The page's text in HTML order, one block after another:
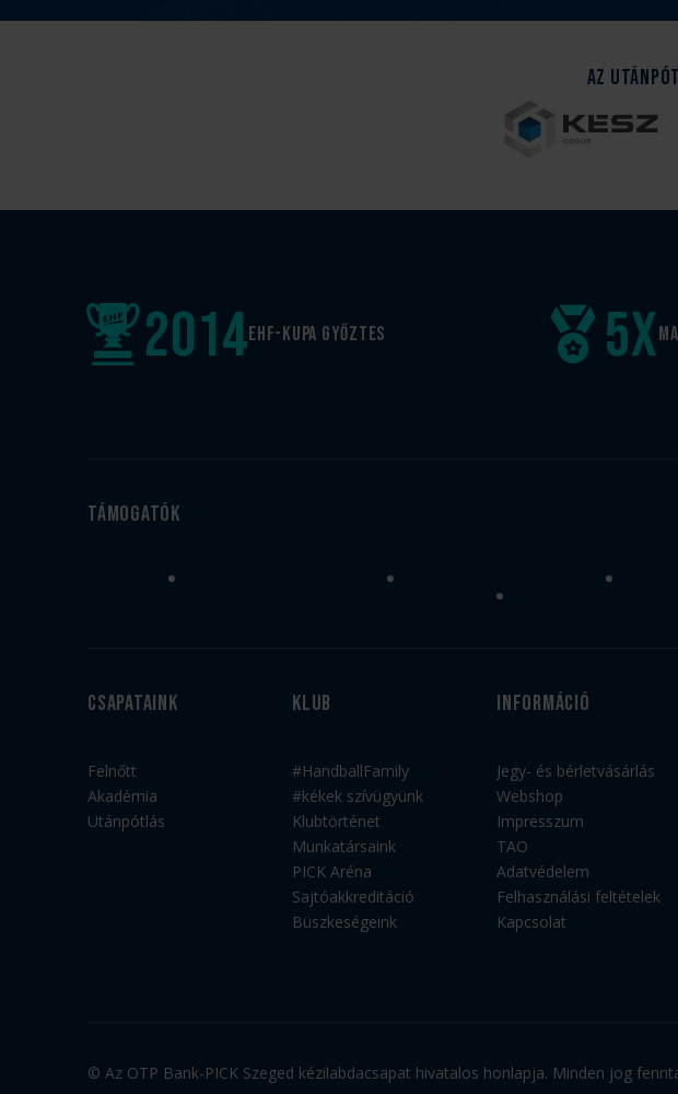
Az
EHF-Kupa győztes
2014 5x
Támogatók
Csapataink
Felnőtt
Akadémia
Utánpótlás
Klub
#HandballFamily
#kékek szívügyünk
Klubtörténet
Munkatársaink
PICK Aréna
Sajtóakkreditáció
Büszkeségeink
Információ
Jegy- és bérletvásárlás
Webshop
Impresszum
TAO
Adatvédelem
Felhasználási feltételek
Kapcsolat
© Az OTP Bank-PICK Szeged kézilabdacsapat hivatalos honlapja. Minden jog